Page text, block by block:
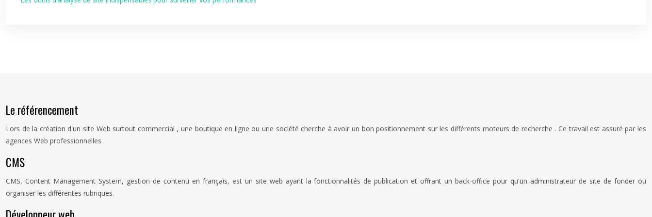
Le référencement
Lors de la création d'un site Web surtout commercial , une boutique en ligne ou une société cherche à avoir un bon positionnement sur les différents moteurs de recherche . Ce travail est assuré par les
agences Web professionnelles .
CMS
CMS, Content Management System, gestion de contenu en français, est un site web ayant la fonctionnalités de publication et offrant un back-office pour qu'un administrateur de site de fonder ou
organiser les différentes rubriques.